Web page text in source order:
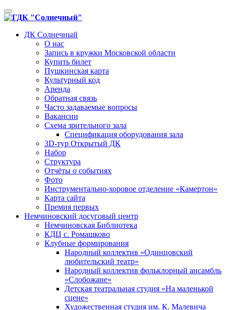
Toggle
navigation
ДК Солнечный
О нас
Запись в кружки Московской области
Купить билет
Пушкинская карта
Культурный код
Аренда
Обратная связь
Часто задаваемые вопросы
Вакансии
Схема зрительного зала
Спецификация оборудования зала
3D-тур Открытый ДК
Набор
Структура
Отчёты о событиях
Фото
Инструментально-хоровое отделение «Камертон»
Карта сайта
Премия первых
Немчиновский досуговый центр
Немчиновская Библиотека
КДЦ с. Ромашково
Клубные формирования
Народный коллектив «Одинцовский
любительский театр»
Народный коллектив фольклорный ансамбль
«Слобожане»
Детская театральная студия «На маленькой
сцене»
Художественная студия им. К. Малевича